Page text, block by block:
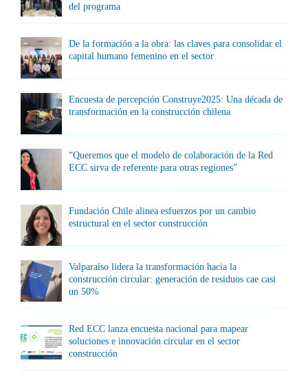
del programa
De la formación a la obra: las claves para consolidar el
capital humano femenino en el sector
Encuesta de percepción Construye2025: Una década de
transformación en la construcción chilena
“Queremos que el modelo de colaboración de la Red
ECC sirva de referente para otras regiones”
Fundación Chile alinea esfuerzos por un cambio
estructural en el sector construcción
Valparaíso lidera la transformación hacia la
construcción circular: generación de residuos cae casi
un 50%
Red ECC lanza encuesta nacional para mapear
soluciones e innovación circular en el sector
construcción